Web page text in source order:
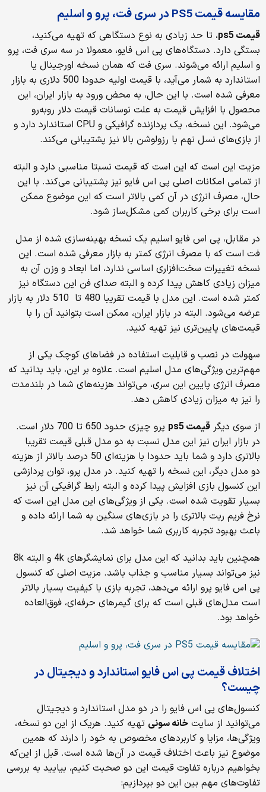
مقایسه قیمت PS5 در سری فت، پرو و اسلیم
قیمت ps5، تا حد زیادی به نوع دستگاهی که تهیه می‌کنید،
بستگی دارد. دستگاه‌های پی اس فایو، معمولا در سه سری فت، پرو
و اسلیم ارائه می‌شوند. سری فت که همان نسخه اورجینال یا
استاندارد به شمار می‌آید، با قیمت اولیه حدودا 500 دلاری به بازار
معرفی شده است. با این حال، به محض ورود به بازار ایران، این
محصول با افزایش قیمت به علت نوسانات قیمت دلار روبه‌رو
می‌شود. این نسخه، یک پردازنده گرافیکی و CPU استاندارد دارد و
از بازی‌های نسل نهم با رزولوشن بالا نیز پشتیبانی می‌کند.
مزیت این است که این است که قیمت نسبتا مناسبی دارد و البته
از تمامی امکانات اصلی پی اس فایو نیز پشتیبانی می‌کند. با این
حال، مصرف انرژی در آن کمی بالاتر است که این موضوع ممکن
است برای برخی کاربران کمی مشکل‌ساز شود.
در مقابل، پی اس فایو اسلیم یک نسخه بهینه‌سازی شده از مدل
فت است که با مصرف انرژی کمتر به بازار معرفی شده است. این
نسخه تغییرات سخت‌افزاری اساسی ندارد، اما ابعاد و وزن آن به
میزان زیادی کاهش پیدا کرده و البته صدای فن این دستگاه نیز
کمتر شده است. این مدل با قیمت تقریبا 480 تا 510 دلار به بازار
عرضه می‌شود. البته در بازار ایران، ممکن است بتوانید آن را با
قیمت‌های پایین‌تری نیز تهیه کنید.
سهولت در نصب و قابلیت استفاده در فضاهای کوچک یکی از
مهم‌ترین ویژگی‌های مدل اسلیم است. علاوه بر این، باید بدانید که
مصرف انرژی پایین این سری، می‌تواند هزینه‌های شما در بلندمدت
را نیز به میزان زیادی کاهش دهد.
از سوی دیگر قیمت ps5
پرو چیزی حدود 650 تا 700 دلار است.
در بازار ایران نیز این مدل نسبت به دو مدل قبلی قیمت تقریبا
بالاتری دارد و شما باید حدودا با هزینه‌ای 50 درصد بالاتر از هزینه
دو مدل دیگر، این نسخه را تهیه کنید. در مدل پرو، توان پردازشی
این کنسول بازی افزایش پیدا کرده و البته رابط گرافیکی آن نیز
بسیار تقویت شده است. یکی از ویژگی‌های این مدل این است که
نرخ فریم ریت بالاتری را در بازی‌های سنگین به شما ارائه داده و
باعث بهبود تجربه کاربری شما خواهد شد.
همچنین باید بدانید که این مدل برای نمایشگرهای 4k و البته 8k
نیز می‌تواند بسیار مناسب و جذاب باشد. مزیت اصلی که کنسول
پی اس فایو پرو ارائه می‌دهد، تجربه بازی با کیفیت بسیار بالاتر
است مدل‌های قبلی است که برای گیمرهای حرفه‌ای، فوق‌العاده
خواهد بود.
اختلاف قیمت پی اس فایو استاندارد و دیجیتال در
چیست؟
کنسول‌های پی اس فایو را در دو مدل استاندارد و دیجیتال
می‌توانید از سایت خانه سونی تهیه کنید. هریک از این دو نسخه،
ویژگی‌ها، مزایا و کاربردهای مخصوص به خود را دارند که همین
موضوع نیز باعث اختلاف قیمت در آن‌ها شده است. قبل از این‌که
بخواهیم درباره تفاوت قیمت این دو صحبت کنیم، بیایید به بررسی
تفاوت‌های مهم بین این دو بپردازیم: